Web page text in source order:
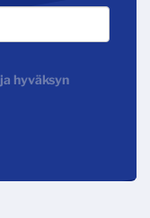
ja hyväksyn